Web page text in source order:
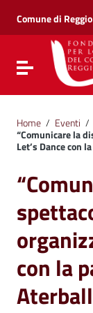
Vai al menu di
Vai al footer
Comune di
Attiva /
Home / Eventi /
“Comunicare la
Let’s Dance con
con la